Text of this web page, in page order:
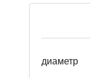
диаметр